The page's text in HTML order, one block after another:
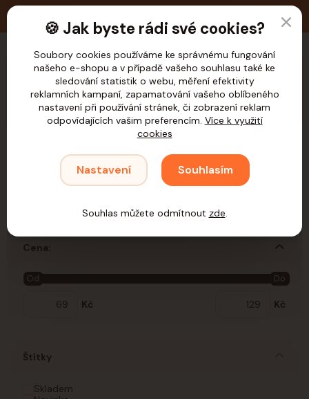
CZK
Hlodavci Krmivo a pochoutky Doplňkové krmivo
Tráva a Bylinky
Cena:
Kč
Od Do
Kč
Štítky
Skladem
🍪 Jak byste rádi své cookies?
Soubory cookies používáme ke správnému fungování
našeho e-shopu a v případě vašeho souhlasu také ke
sledování statistik o webu, měření efektivity
reklamních kampaní, zapamatování vašeho oblíbeného
nastavení při používání stránek, či zobrazení reklam
odpovídajících vašim preferencím. Více k využití
cookies
Nastavení Souhlasím
Souhlas můžete odmítnout zde.